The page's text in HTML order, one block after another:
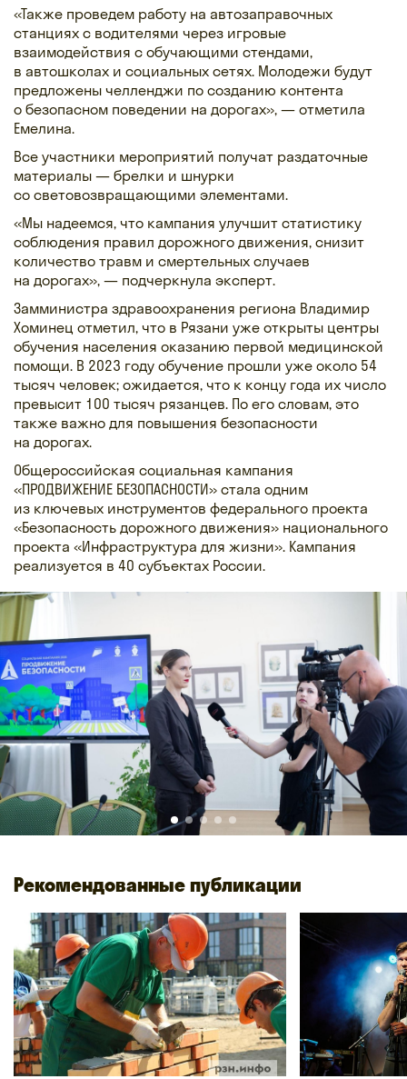
«Также проведем работу на автозаправочных
станциях с водителями через игровые
взаимодействия с обучающими стендами,
в автошколах и социальных сетях. Молодежи будут
предложены челленджи по созданию контента
о безопасном поведении на дорогах», — отметила
Емелина.
Все участники мероприятий получат раздаточные
материалы — брелки и шнурки
со световозвращающими элементами.
«Мы надеемся, что кампания улучшит статистику
соблюдения правил дорожного движения, снизит
количество травм и смертельных случаев
на дорогах», — подчеркнула эксперт.
Замминистра здравоохранения региона Владимир
Хоминец отметил, что в Рязани уже открыты центры
обучения населения оказанию первой медицинской
помощи. В 2023 году обучение прошли уже около 54
тысяч человек; ожидается, что к концу года их число
превысит 100 тысяч рязанцев. По его словам, это
также важно для повышения безопасности
на дорогах.
Общероссийская социальная кампания
«ПРОДВИЖЕНИЕ БЕЗОПАСНОСТИ» стала одним
из ключевых инструментов федерального проекта
«Безопасность дорожного движения» национального
проекта «Инфраструктура для жизни». Кампания
реализуется в 40 субъектах России.
Рекомендованные публикации